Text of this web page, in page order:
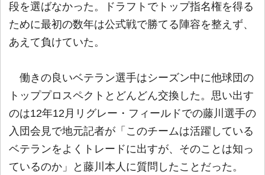
段を選ばなかった。ドラフトでトップ指名権を得る
ために最初の数年は公式戦で勝てる陣容を整えず、
あえて負けていた。
働きの良いベテラン選手はシーズン中に他球団の
トッププロスペクトとどんどん交換した。思い出す
のは12年12月リグレー・フィールドでの藤川選手の
入団会見で地元記者が「このチームは活躍している
ベテランをよくトレードに出すが、そのことは知っ
ているのか」と藤川本人に質問したことだった。